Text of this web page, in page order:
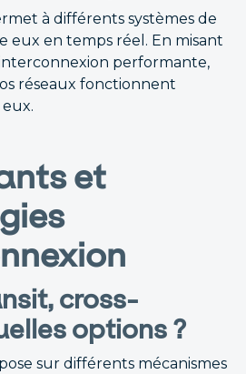
à différents systèmes de
en temps réel. En misant
performante,
réseaux fonctionnent
et
cross-
options ?
sur différents mécanismes